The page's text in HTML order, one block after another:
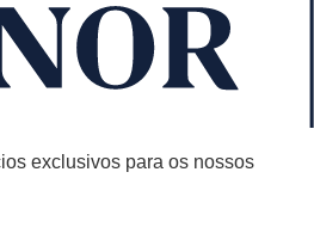
exclusivos para os nossos